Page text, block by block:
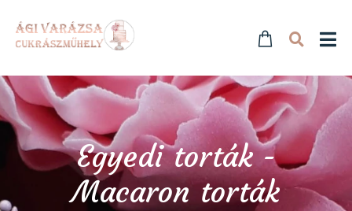
Egyedi torták -
Macaron torták